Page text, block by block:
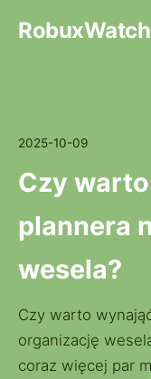
RobuxWatch
2025-10-09
Czy
plannera
wesela?
Czy warto
organizację
coraz więcej par